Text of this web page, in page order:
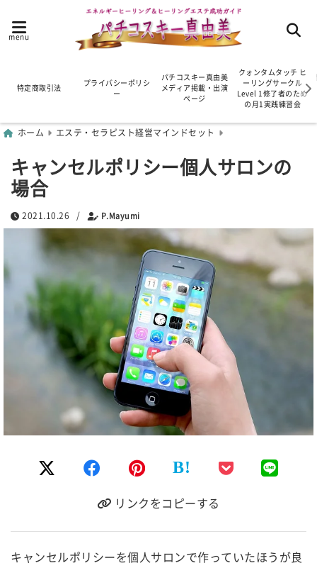
menu
特定商取引法
プライバシーポリシ
ー
パチコスキー真由美
メディア掲載・出演
ページ
クォンタムタッチ ヒ
ーリングサークル
Level 1修了者のため
の月1実践練習会
ホーム エステ・セラピスト経営マインドセット
キャンセルポリシー個人サロンの
場合
2021.10.26 / P.Mayumi
B!
リンクをコピーする
キャンセルポリシーを個人サロンで作っていたほうが良